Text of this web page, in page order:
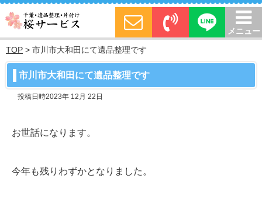
メニュー
TOP > 市川市大和田にて遺品整理です
市川市大和田にて遺品整理です
投稿日時2023年 12月 22日
お世話になります。
今年も残りわずかとなりました。